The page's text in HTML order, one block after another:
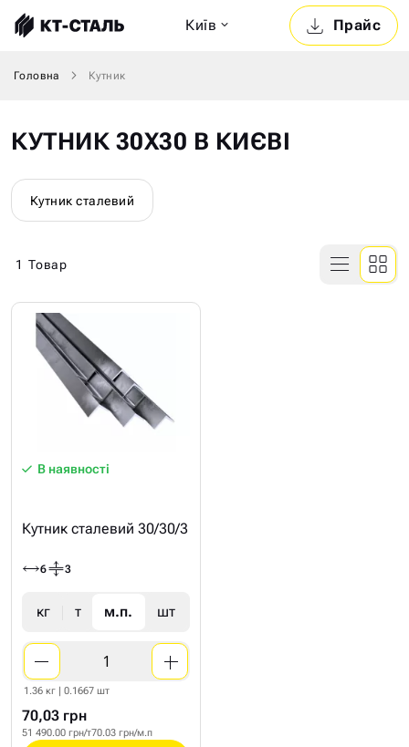
Прайс
Київ
Головна Кутник
КУТНИК 30Х30 В КИЄВІ
Кутник сталевий
1 Товар
В наявності
Кутник сталевий 30/30/3
6 3
кг т м.п. шт
1.36 кг | 0.1667 шт
70,03 грн
51 490.00 грн/т70.03 грн/м.п